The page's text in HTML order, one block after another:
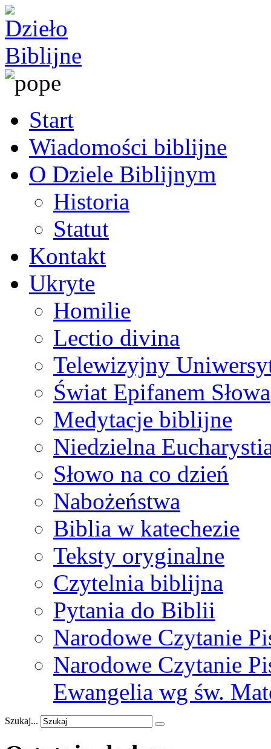
Start
Wiadomości biblijne
O Dziele Biblijnym
Historia
Statut
Kontakt
Ukryte
Homilie
Lectio divina
Telewizyjny
Świat Epifanem Słowa
Medytacje biblijne
Niedzielna
Słowo na co dzień
Nabożeństwa
Biblia w katechezie
Teksty oryginalne
Czytelnia biblijna
Pytania do Biblii
Narodowe Czytanie
Narodowe Czytanie
Ewangelia wg św.
Szukaj...